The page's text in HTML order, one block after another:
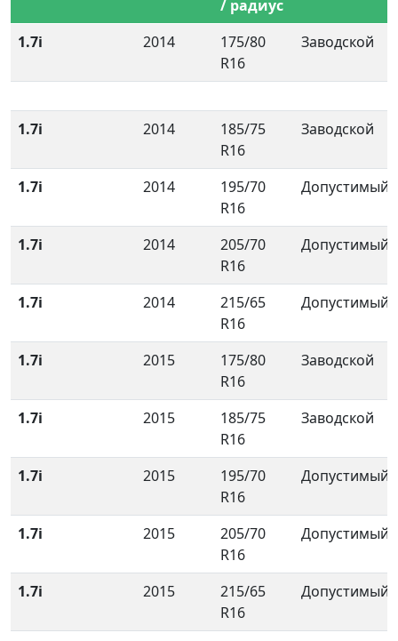
/ радиус
1.7i 2014
175/80
R16
Заводской
1.7i 2014
185/75
R16
Заводской
1.7i 2014
195/70
R16
Допустимый
1.7i 2014
205/70
R16
Допустимый
1.7i 2014
215/65
R16
Допустимый
1.7i 2015
175/80
R16
Заводской
1.7i 2015
185/75
R16
Заводской
1.7i 2015
195/70
R16
Допустимый
1.7i 2015
205/70
R16
Допустимый
1.7i 2015
215/65
R16
Допустимый